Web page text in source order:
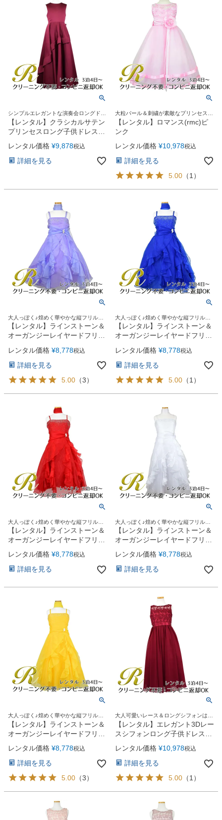
シンプルエレガントな演奏会ロングドレ
ス【レンタル】クラシカルサテン
プリンセスロング子供ドレス
B(yp005b)バーガンディー
レンタル価格 ¥9,878税込
詳細を見る
大粒パール＆刺繍が素敵なプリンセスロ
ングドレス
【レンタル】ロマンス(rmc)ピ
ンク
レンタル価格 ¥10,978税込
詳細を見る
5.00 （1 ）
大人っぽく♪煌めく華やかな縦フリルド
レス
【レンタル】ラインストーン＆
オーガンジーレイヤードフリル
子供ドレス(HC734)ライラック
レンタル価格 ¥8,778税込
詳細を見る
5.00 （3）
大人っぽく♪煌めく華やかな縦フリルド
レス
【レンタル】ラインストーン＆
オーガンジーレイヤードフリル
子供ドレス(HC734)ロイヤルブ
ルー
レンタル価格 ¥8,778税込
詳細を見る
5.00 （1 ）
大人っぽく♪煌めく華やかな縦フリルド
レス
【レンタル】ラインストーン＆
オーガンジーレイヤードフリル
子供ドレス(HC734)レッド
レンタル価格 ¥8,778税込
詳細を見る
大人っぽく♪煌めく華やかな縦フリルド
レス
【レンタル】ラインストーン＆
オーガンジーレイヤードフリル
子供ドレス(HC734)ホワイト
レンタル価格 ¥8,778税込
詳細を見る
大人っぽく♪煌めく華やかな縦フリルド
レス
【レンタル】ラインストーン＆
オーガンジーレイヤードフリル
子供ドレス(HC734)イエロー
レンタル価格 ¥8,778税込
詳細を見る
5.00 （3）
大人可愛いレース＆ロングシフォンはジ
ュニア＆レディースにも人気！
【レンタル】エレガント3Dレー
スシフォンロング子供ドレス
(CDC5006)バーガンディー
レンタル価格 ¥10,978税込
詳細を見る
5.00 （1）